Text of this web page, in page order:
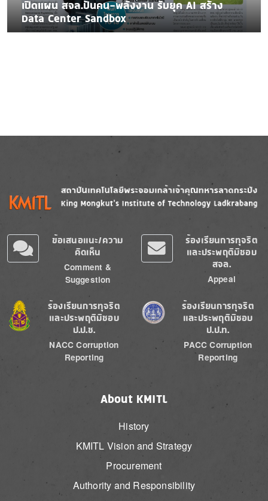
เปิดแผน สจล.ปั้นคน-พลังงาน รับยุค AI สร้าง
Data Center Sandbox
Image
ข้อเสนอแนะ/ความ
คิดเห็น
Comment &
Suggestion
ร้องเรียนการทุจริต
และประพฤติมิชอบ
สจล.
Appeal
Image
ร้องเรียนการทุจริต
และประพฤติมิชอบ
ป.ป.ช.
NACC Corruption
Reporting
Image
ร้องเรียนการทุจริต
และประพฤติมิชอบ
ป.ป.ท.
PACC Corruption
Reporting
About KMITL
History
KMITL Vision and Strategy
Procurement
Authority and Responsibility